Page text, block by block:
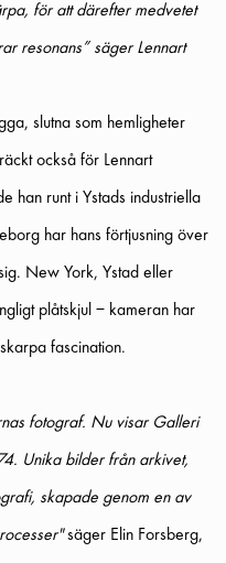
för att därefter medvetet
resonans” säger Lennart
slutna som hemligheter
också för Lennart
han runt i Ystads industriella
har hans förtjusning över
New York, Ystad eller
plåtskjul – kameran har
fascination.
fotograf. Nu visar Galleri
Unika bilder från arkivet,
skapade genom en av
säger Elin Forsberg,